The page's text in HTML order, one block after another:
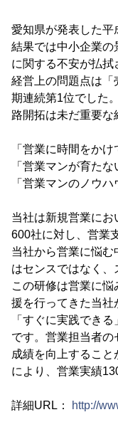
愛知県が発表した平
結果では中小企業の
に関する不安が払拭
経営上の問題点は「
期連続第1位でした
路開拓は未だ重要な
「営業に時間をかけ
「営業マンが育たな
「営業マンのノウ
当社は新規営業に
600社に対し、営業
当社から営業に悩
はセンスではなく、
この研修は営業に
援を行ってきた当社
「すぐに実践でき
です。営業担当者
成績を向上するこ
により、営業実績
詳細URL： http://